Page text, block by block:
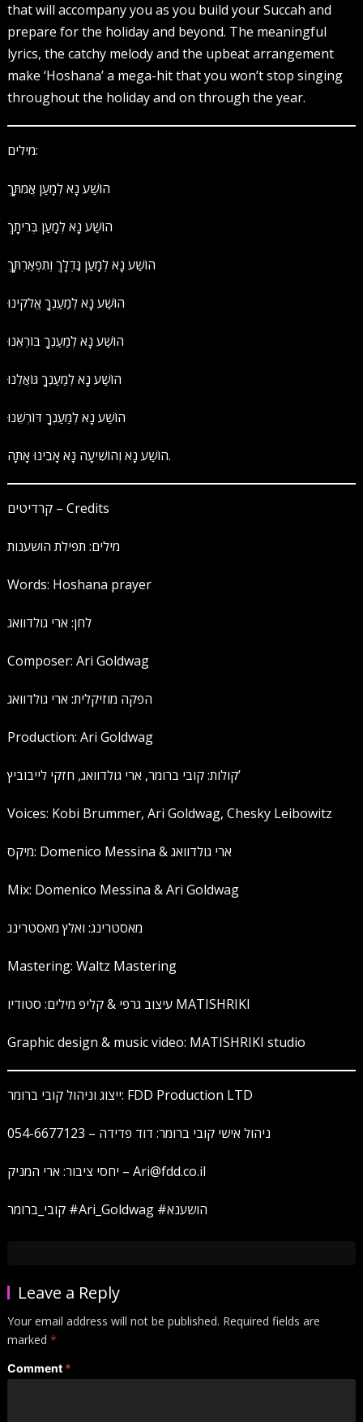
that will accompany you as you build your Succah and
prepare for the holiday and beyond. The meaningful
lyrics, the catchy melody and the upbeat arrangement
make ‘Hoshana’ a mega-hit that you won’t stop singing
throughout the holiday and on through the year.
מילים:
הוֹשַׁע נָא לְמַֽעַן אֲמִתָּֽךְ
הוֹשַׁע נָא לְמַֽעַן בְּרִיתָֽךְ
הוֹשַׁע נָא לְמַֽעַן גׇּדְלָֽךְ וְתִפְאַרְתָּֽךְ
הוֹשַׁע נָא לְמַעַנְךָ אֱלֹקינוּ
הוֹשַׁע נָא לְמַעַנְךָ בּוֹרְאֵנוּ
הוֹשַׁע נָא לְמַעַנְךָ גּוֹאֲלֵנוּ
הוֹשַׁע נָא לְמַעַנְךָ דּוֹרְשֵׁנוּ
הוֹשַׁע נָא וְהוֹשִׁיעָה נָּא אָבִינוּ אָתָּה.
קרדיטים – Credits
מילים: תפילת הושענות
Words: Hoshana prayer
לחן: ארי גולדוואג
Composer: Ari Goldwag
הפקה מוזיקלית: ארי גולדוואג
Production: Ari Goldwag
קולות: קובי ברומר, ארי גולדוואג, חזקי לייבוביץ’
Voices: Kobi Brummer, Ari Goldwag, Chesky Leibowitz
מיקס: Domenico Messina & ארי גולדוואג
Mix: Domenico Messina & Ari Goldwag
מאסטרינג: ואלץ מאסטרינג
Mastering: Waltz Mastering
עיצוב גרפי & קליפ מילים: סטודיו MATISHRIKI
Graphic design & music video: MATISHRIKI studio
ייצוג וניהול קובי ברומר: FDD Production LTD
ניהול אישי קובי ברומר: דוד פדידה – 054-6677123
יחסי ציבור: ארי המניק – Ari@fdd.co.il
קובי_ברומר #Ari_Goldwag #הושענא
Leave a Reply
Your email address will not be published. Required fields are
marked *
Comment *